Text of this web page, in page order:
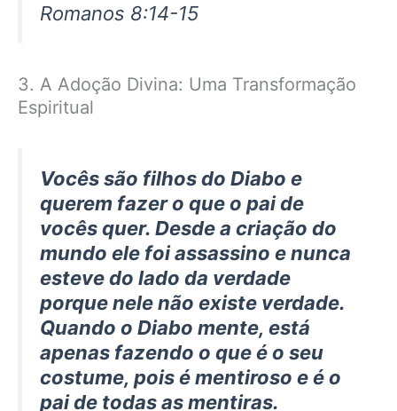
Romanos 8:14-15
3. A Adoção Divina: Uma Transformação
Espiritual
Vocês são filhos do Diabo e
querem fazer o que o pai de
vocês quer. Desde a criação do
mundo ele foi assassino e nunca
esteve do lado da verdade
porque nele não existe verdade.
Quando o Diabo mente, está
apenas fazendo o que é o seu
costume, pois é mentiroso e é o
pai de todas as mentiras.